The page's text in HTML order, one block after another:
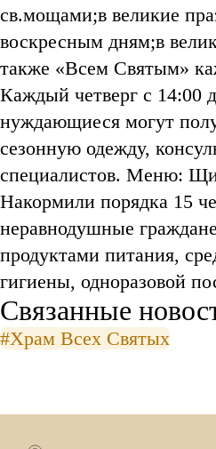
Связанные
#Храм Всех Святых
св.мощами;в великие
воскресным дням;в
также «Всем Святым»
Каждый четверг с 14:00
нуждающиеся могут
сезонную одежду,
специалистов. Меню:
Накормили порядка 15
неравнодушные
продуктами питания,
гигиены, одноразовой